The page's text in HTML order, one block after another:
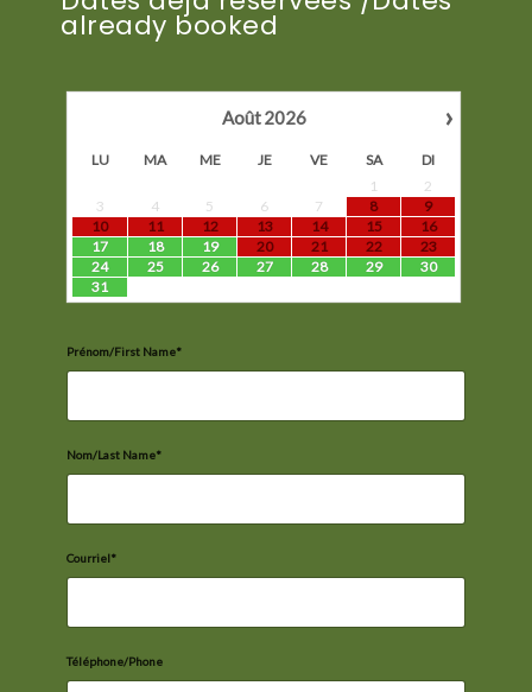
already booked
›
Août2026
LU MA ME JE VE SA
DI
1
2
3
4 5 6 7 8
9
10
11 12 13 14 15
16
17
18 19 20 21 22
23
24
25 26 27 28 29
30
31
Prénom/First Name*
Nom/Last Name*
Courriel*
Téléphone/Phone